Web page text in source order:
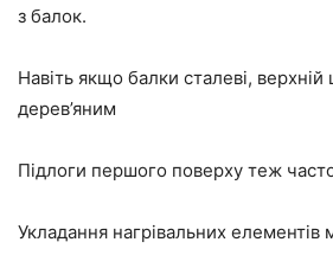
з балок.
Навіть якщо балки сталеві,
дерев’яним
Підлоги першого поверху теж
Укладання нагрівальних елементів